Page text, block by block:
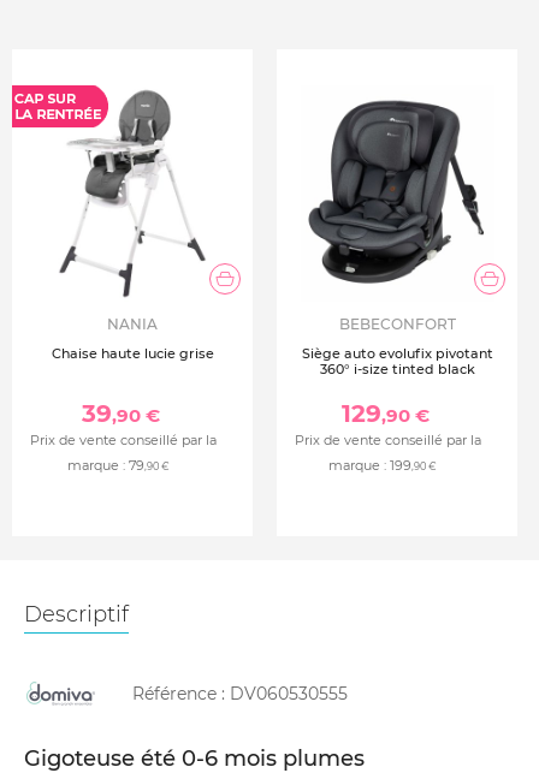
NANIA
Chaise haute lucie grise
39,90 €
Prix de vente conseillé par la
marque : 79,90 €
BEBECONFORT
Siège auto evolufix pivotant
360° i-size tinted black
129,90 €
Prix de vente conseillé par la
marque : 199,90 €
Descriptif
Référence : DV060530555
Gigoteuse été 0-6 mois plumes